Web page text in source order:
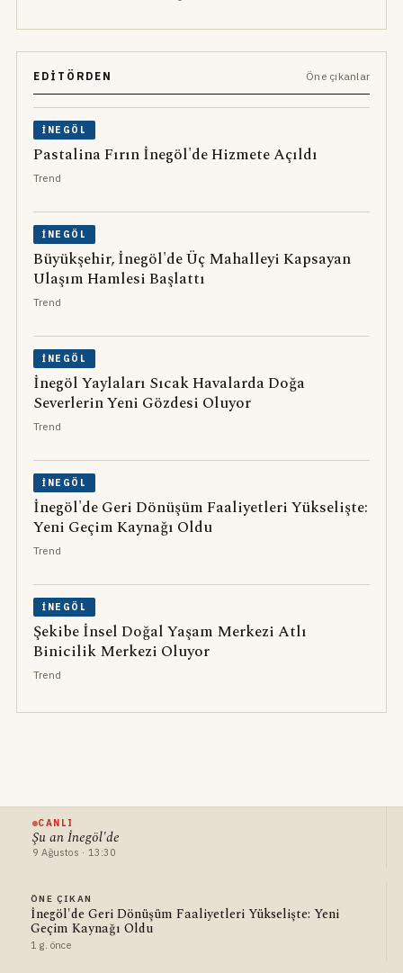
EDITÖRDEN Öne çıkanlar
İNEGÖL
Pastalina Fırın İnegöl'de Hizmete Açıldı
Trend
İNEGÖL
Büyükşehir, İnegöl'de Üç Mahalleyi Kapsayan
Ulaşım Hamlesi Başlattı
Trend
İNEGÖL
İnegöl Yaylaları Sıcak Havalarda Doğa
Severlerin Yeni Gözdesi Oluyor
Trend
İNEGÖL
İnegöl'de Geri Dönüşüm Faaliyetleri Yükselişte:
Yeni Geçim Kaynağı Oldu
Trend
İNEGÖL
Şekibe İnsel Doğal Yaşam Merkezi Atlı
Binicilik Merkezi Oluyor
Trend
CANLI
Şu an İnegöl'de
9 Ağustos · 13:30
ÖNE ÇIKAN
İnegöl'de Geri Dönüşüm Faaliyetleri Yükselişte: Yeni
Geçim Kaynağı Oldu
1 g. önce